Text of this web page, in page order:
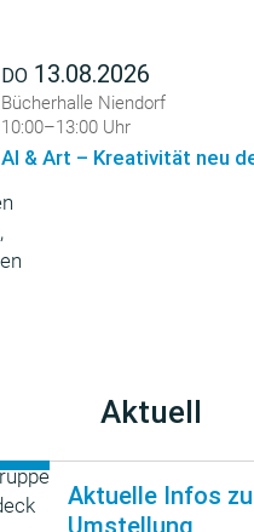
DO 13.08.2026
Bücherhalle Niendorf
10:00–13:00 Uhr
AI & Art – Kreativität neu
Aktuell
Aktuelle Infos